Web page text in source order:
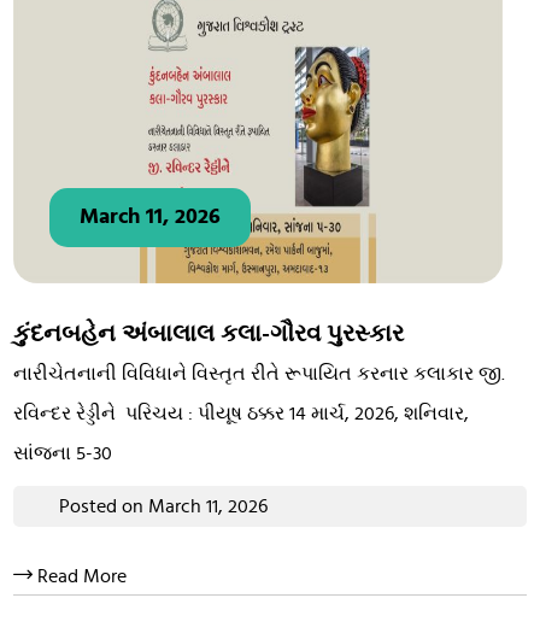
March 11, 2026
કુંદનબહેન અંબાલાલ કલા-ગૌરવ પુરસ્કાર
નારીચેતનાની વિવિધાને વિસ્તૃત રીતે રૂપાયિત કરનાર કલાકાર જી.
રવિન્દર રેડ્ડીને પરિચય : પીયૂષ ઠક્કર 14 માર્ચ, 2026, શનિવાર,
સાંજના 5-30
Posted on March 11, 2026
Read More